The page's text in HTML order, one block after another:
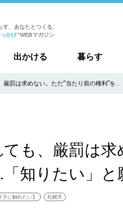
す、あなたとつくる、
かけ”WEBマガジン
出かける 暮らす
厳罰は求めない。ただ“当たり前の権利”を…
も、厳罰は求
知りたい」と
方に触れたい】
札幌市